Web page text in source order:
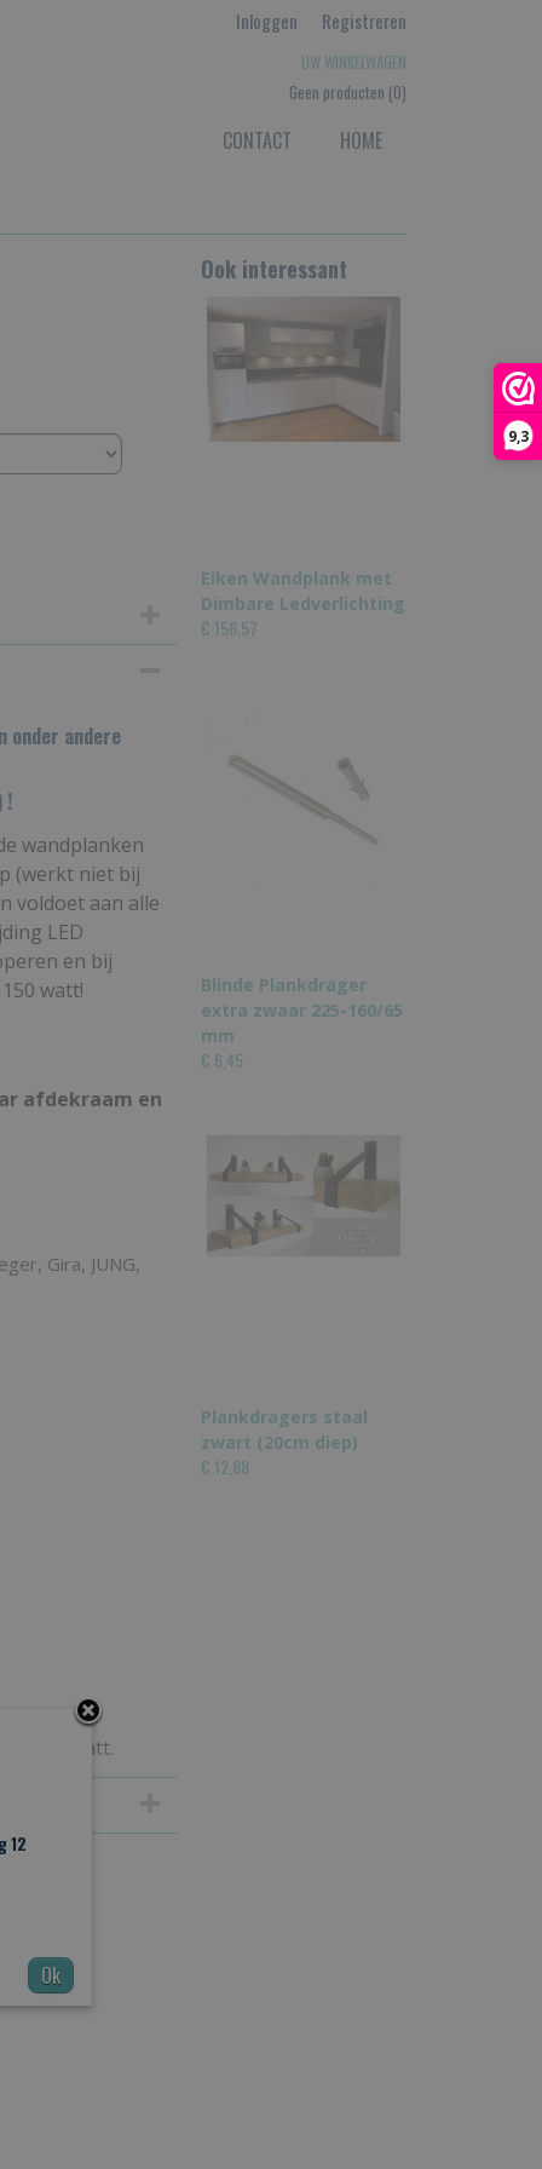
9,3
Inloggen Registreren
UW WINKELWAGEN
Geen producten (0)
HOME
CONTACT
onder andere
!
wandplanken
(werkt niet bij
voldoet aan alle
LED
en bij
watt!
afdekraam en
Gira, JUNG,
200 Watt.
Ook interessant
Eiken Wandplank met
Dimbare Ledverlichting
€ 158,57
Blinde Plankdrager
extra zwaar 225-160/65
mm
€ 6,45
Plankdragers staal
zwart (20cm diep)
€ 12,88
12
Ok